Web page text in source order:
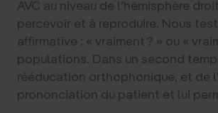
AVC au niveau de l’hémisphère
percevoir et à reproduire. Nous
affirmative : « vraiment ? » ou «
populations. Dans un second
rééducation orthophonique, et de
prononciation du patient et lui